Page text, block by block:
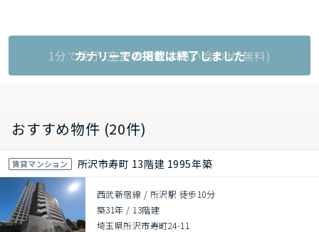
1分で完了!空室状況をお問い合わせ(無料)
カナリーでの掲載は終了しました
おすすめ物件 (20件)
賃貸マンション 所沢市寿町 13階建 1995年築
西武新宿線 / 所沢駅 徒歩10分
築31年 / 13階建
埼玉県所沢市寿町24-11